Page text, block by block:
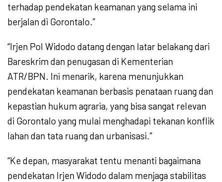
terhadap pendekatan keamanan yang selama ini
berjalan di Gorontalo.”
“Irjen Pol Widodo datang dengan latar belakang dari
Bareskrim dan penugasan di Kementerian
ATR/BPN. Ini menarik, karena menunjukkan
pendekatan keamanan berbasis penataan ruang dan
kepastian hukum agraria, yang bisa sangat relevan
di Gorontalo yang mulai menghadapi tekanan konflik
lahan dan tata ruang dan urbanisasi.”
“Ke depan, masyarakat tentu menanti bagaimana
pendekatan Irjen Widodo dalam menjaga stabilitas